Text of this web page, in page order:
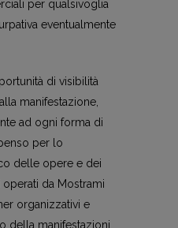
per qualsivoglia
eventualmente
di visibilità
manifestazione,
ad ogni forma di
per lo
delle opere e dei
da Mostrami
organizzativi e
della manifestazioni